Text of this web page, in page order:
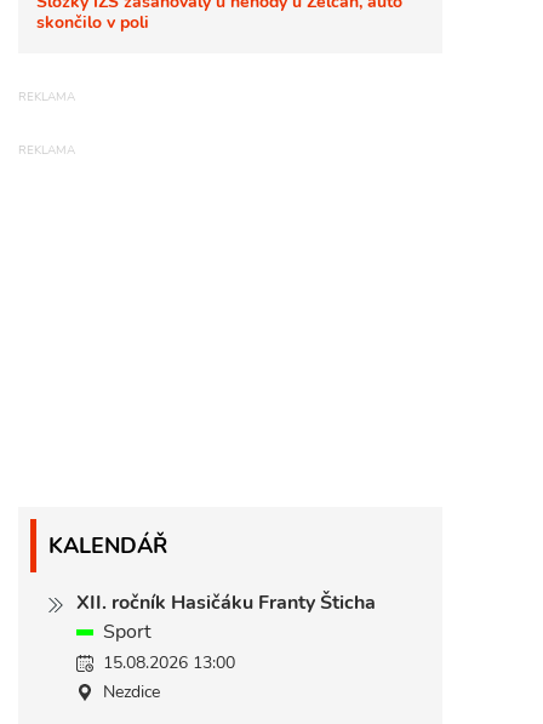
skončilo v poli
KALENDÁŘ
XII. ročník Hasičáku Franty Šticha
Sport
15.08.2026 13:00
Nezdice